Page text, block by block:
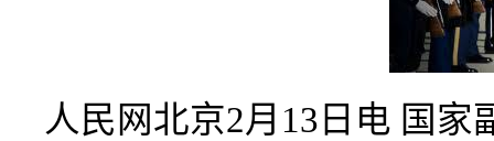
人民网北京2月 13 日电 国家